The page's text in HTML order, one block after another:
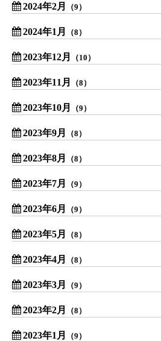
2024年2月 （9）
2024年1月 （8）
2023年12月 （10）
2023年11月 （8）
2023年10月 （9）
2023年9月 （8）
2023年8月 （8）
2023年7月 （9）
2023年6月 （9）
2023年5月 （8）
2023年4月 （8）
2023年3月 （9）
2023年2月 （8）
2023年1月 （9）